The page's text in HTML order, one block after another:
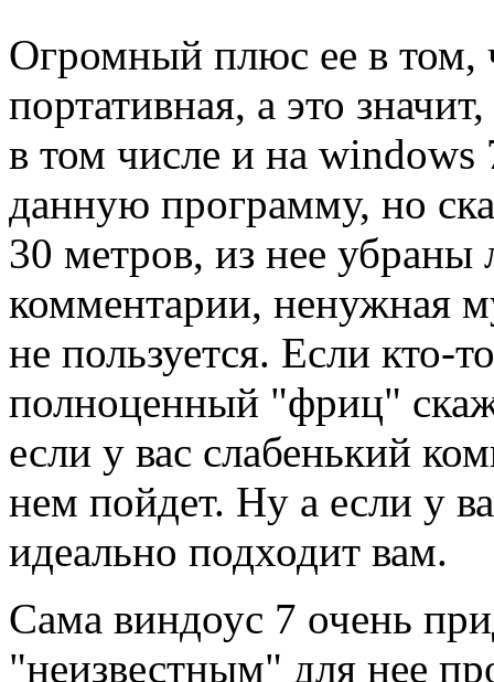
Огромный плюс ее в том,
портативная, а это
в том числе и на windows
данную программу, но
30 метров, из нее
комментарии, ненужная
не пользуется. Если кто-
полноценный "фриц"
если у вас слабенький
нем пойдет. Ну а если у
идеально подходит вам.
Сама виндоус 7 очень
"неизвестным" для нее